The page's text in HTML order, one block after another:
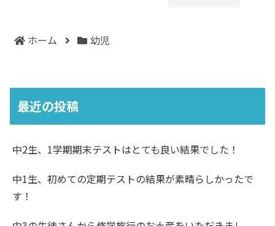
ホーム 幼児
最近の投稿
中2生、1学期期末テストはとても良い結果でした！
中1生、初めての定期テストの結果が素晴らしかったで
す！